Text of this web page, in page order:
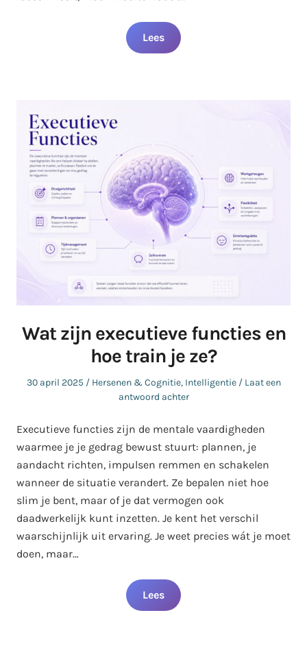
Lees
Wat zijn executieve functies en
hoe train je ze?
Geplaatst
30 april 2025
Geplaatst
Hersenen & Cognitie, Intelligentie
Laat een
antwoord achter
Executieve functies zijn de mentale vaardigheden
waarmee je je gedrag bewust stuurt: plannen, je
aandacht richten, impulsen remmen en schakelen
wanneer de situatie verandert. Ze bepalen niet hoe
slim je bent, maar of je dat vermogen ook
daadwerkelijk kunt inzetten. Je kent het verschil
waarschijnlijk uit ervaring. Je weet precies wát je moet
doen, maar…
Lees